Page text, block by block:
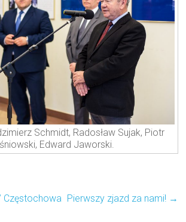
Schmidt, Radosław Sujak, Piotr
Edward Jaworski.
Częstochowa Pierwszy zjazd za nami! →